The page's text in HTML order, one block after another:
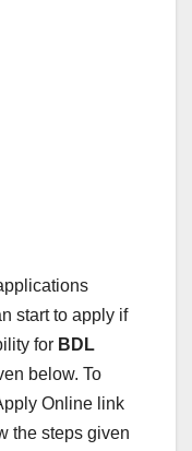
start to apply if
for BDL
below. To
Online link
the steps given